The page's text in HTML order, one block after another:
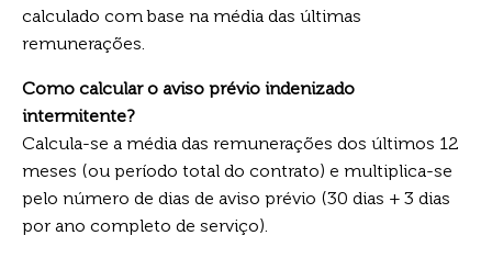
calculado com base na média das últimas
remunerações.
Como calcular o aviso prévio indenizado
intermitente?
Calcula-se a média das remunerações dos últimos 12
meses (ou período total do contrato) e multiplica-se
pelo número de dias de aviso prévio (30 dias + 3 dias
por ano completo de serviço).